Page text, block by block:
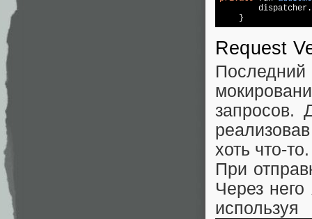
Request
запросов.
хоть что-то.
При
Через
используя